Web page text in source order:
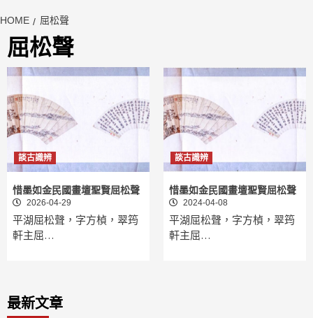
HOME 屈松聲
屈松聲
談古識辨
惜墨如金民國畫壇聖賢屈松聲
2026-04-29
平湖屈松聲，字方楨，翠筠
軒主屈…
談古識辨
惜墨如金民國畫壇聖賢屈松聲
2024-04-08
平湖屈松聲，字方楨，翠筠
軒主屈…
最新文章